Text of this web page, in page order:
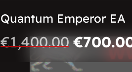
Quantum Emperor EA
€1,400.00 €